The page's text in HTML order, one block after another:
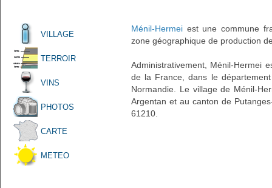
VILLAGE
TERROIR
VINS
PHOTOS
CARTE
METEO
Ménil-Hermei est une commune
zone géographique de production
Administrativement, Ménil-Hermei
de la France, dans le
Normandie. Le village de Ménil-
Argentan et au canton de
61210.